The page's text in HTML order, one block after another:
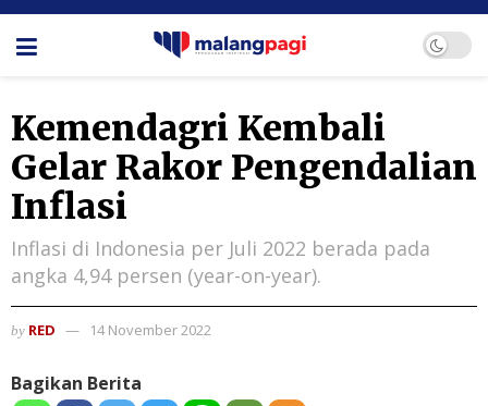
Kemendagri Kembali
Gelar Rakor Pengendalian
Inflasi
Inflasi di Indonesia per Juli 2022 berada pada
angka 4,94 persen (year-on-year).
by RED 14 November 2022
Bagikan Berita